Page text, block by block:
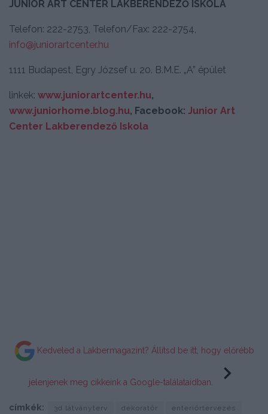
JUNIOR ART CENTER LAKBERENDEZŐ ISKOLA
Telefon: 222-2753, Telefon/Fax: 222-2754,
info@juniorartcenter.hu
1111 Budapest, Egry József u. 20. B.M.E. „A” épület
linkek: www.juniorartcenter.hu,
www.juniorhome.blog.hu, Facebook: Junior Art
Center Lakberendező Iskola
Kedveled a Lakbermagazint? Állítsd be itt, hogy előrébb
jelenjenek meg cikkeink a Google-találataidban.
címkék: 3d látványterv dekoratőr
enteriőrtervezés